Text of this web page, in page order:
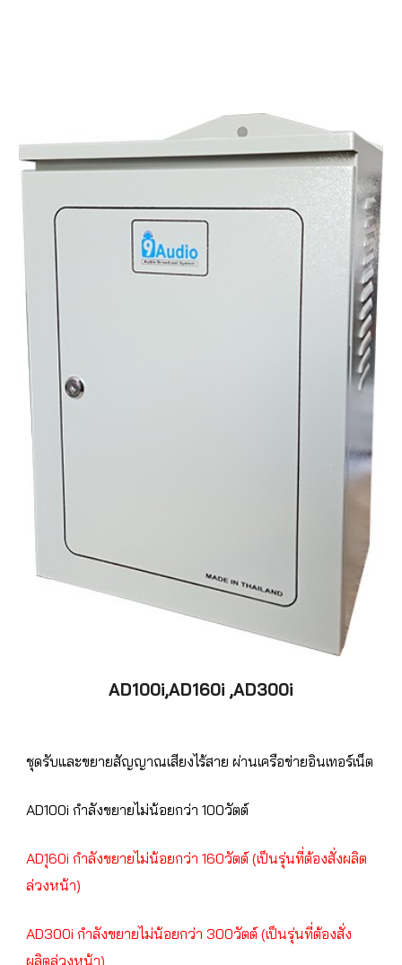
AD100i,AD160i ,AD300i
AD100i กำลังขยายไม่น้อยกว่า 100วัตต์
AD1ุ60i กำลังขยายไม่น้อยกว่า 160วัตต์ (เป็นรุ่นที่ต้องสั่งผลิต
ล่วงหน้า)
AD300i กำลังขยายไม่น้อยกว่า 300วัตต์ (เป็นรุ่นที่ต้องสั่ง
ผลิตล่วงหน้า)